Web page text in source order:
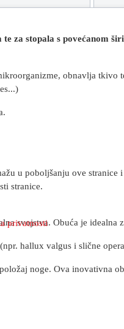
te za stopala s povećanom
obnavlja
svojstva. Obuća je
hallux valgus i slične
noge. Ova inovativna
u poboljšanju ove
stranice.
privatnosti